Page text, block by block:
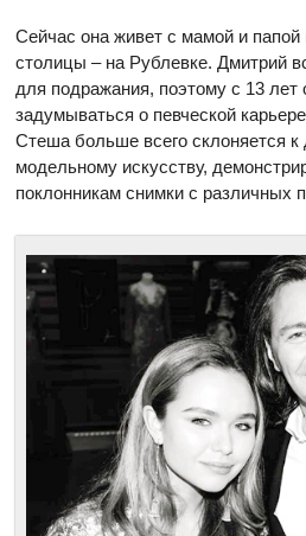
Сейчас она живет с мамой и папой
столицы – на Рублевке. Дмитрий
для подражания, поэтому с 13 лет
задумываться о певческой
Стеша больше всего склоняется к
модельному искусству,
поклонникам снимки с различных